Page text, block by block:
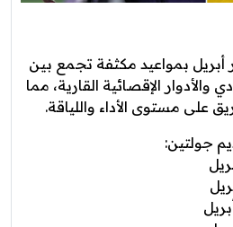
بمواعيد مكثفة تجمع بين
الإقصائية القارية، مما
على مستوى الأداء واللياقة.
جولتين: